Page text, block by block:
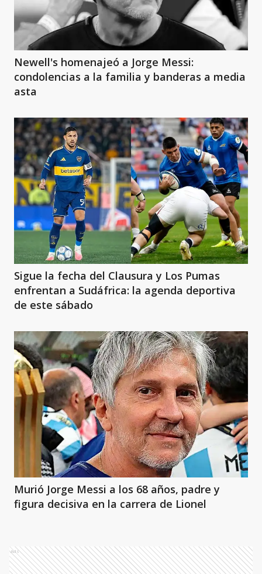
Newell's homenajeó a Jorge Messi:
condolencias a la familia y banderas a media
asta
Sigue la fecha del Clausura y Los Pumas
enfrentan a Sudáfrica: la agenda deportiva
de este sábado
Murió Jorge Messi a los 68 años, padre y
figura decisiva en la carrera de Lionel
Ads